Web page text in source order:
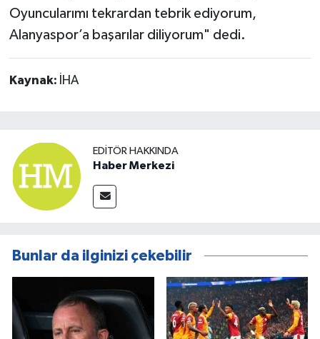
Oyuncularımı tekrardan tebrik ediyorum,
Alanyaspor’a başarılar diliyorum" dedi.
Kaynak: İHA
EDITÖR HAKKINDA
Haber Merkezi
Bunlar da ilginizi çekebilir